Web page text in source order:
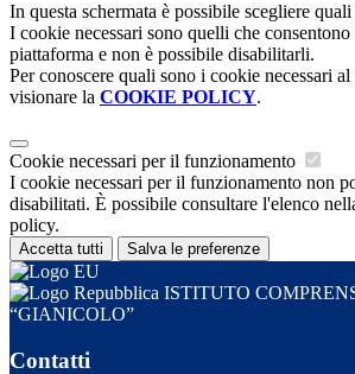
In questa schermata è possibile scegliere
I cookie necessari sono quelli che
piattaforma e non è possibile disabilitarli.
Per conoscere quali sono i cookie necessari
visionare la COOKIE POLICY.
Cookie necessari per il funzionamento
I cookie necessari per il funzionamento non
disabilitati. È possibile consultare l'elenco
policy.
Accetta tutti Salva le preferenze
ISTITUTO
“GIANICOLO”
Contatti